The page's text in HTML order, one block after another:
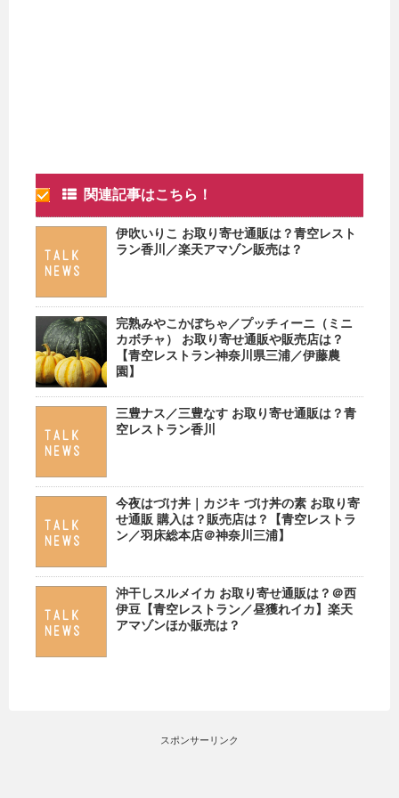
関連記事はこちら！
伊吹いりこ お取り寄せ通販は？青空レスト
ラン香川／楽天アマゾン販売は？
完熟みやこかぼちゃ／プッチィーニ（ミニ
カボチャ） お取り寄せ通販や販売店は？
【青空レストラン神奈川県三浦／伊藤農
園】
三豊ナス／三豊なす お取り寄せ通販は？青
空レストラン香川
今夜はづけ丼｜カジキ づけ丼の素 お取り寄
せ通販 購入は？販売店は？【青空レストラ
ン／羽床総本店＠神奈川三浦】
沖干しスルメイカ お取り寄せ通販は？＠西
伊豆【青空レストラン／昼獲れイカ】楽天
アマゾンほか販売は？
スポンサーリンク